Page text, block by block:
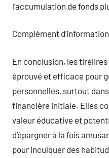
l’accumulation de fonds
Complément
En conclusion, les
éprouvé et efficace pour
personnelles, surtout
financière initiale. Elles
valeur éducative et
d’épargner à la fois
pour inculquer des